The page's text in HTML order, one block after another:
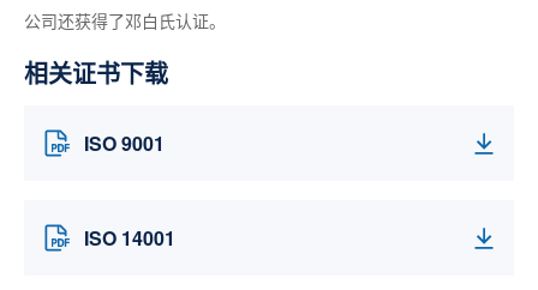
公司还获得了邓白氏认证。
相关证书下载
ISO 9001
ISO 14001